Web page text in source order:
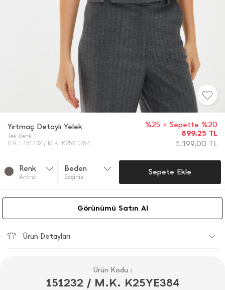
Yırtmaç Detaylı Yelek
Tek Renk
Ü.K : 151232 / M.K. K25YE384
%25 + Sepette %20
899,25 TL
1.199,00TL
Renk
Antrst.
Beden
Seçiniz
Sepete Ekle
Görünümü Satın Al
Ürün Detayları
Ürün Kodu :
151232 / M.K. K25YE384